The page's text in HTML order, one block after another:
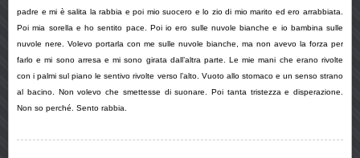
padre e mi è salita la rabbia e poi mio suocero e lo zio di mio marito ed ero arrabbiata.
Poi mia sorella e ho sentito pace. Poi io ero sulle nuvole bianche e io bambina sulle
nuvole nere. Volevo portarla con me sulle nuvole bianche, ma non avevo la forza per
farlo e mi sono arresa e mi sono girata dall’altra parte. Le mie mani che erano rivolte
con i palmi sul piano le sentivo rivolte verso l’alto. Vuoto allo stomaco e un senso strano
al bacino. Non volevo che smettesse di suonare. Poi tanta tristezza e disperazione.
Non so perché. Sento rabbia.